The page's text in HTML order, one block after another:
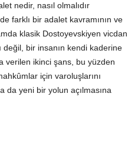
nedir, nasıl olmalıdır
farklı bir adalet kavramının ve
klasik Dostoyevskiyen vicdan
bir insanın kendi kaderine
verilen ikinci şans, bu yüzden
için varoluşlarını
da yeni bir yolun açılmasına